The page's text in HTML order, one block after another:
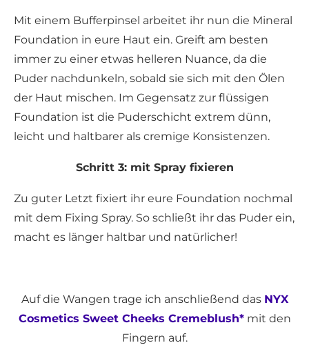
Mit einem Bufferpinsel arbeitet ihr nun die Mineral
Foundation in eure Haut ein. Greift am besten
immer zu einer etwas helleren Nuance, da die
Puder nachdunkeln, sobald sie sich mit den Ölen
der Haut mischen. Im Gegensatz zur flüssigen
Foundation ist die Puderschicht extrem dünn,
leicht und haltbarer als cremige Konsistenzen.
Schritt 3: mit Spray fixieren
Zu guter Letzt fixiert ihr eure Foundation nochmal
mit dem Fixing Spray. So schließt ihr das Puder ein,
macht es länger haltbar und natürlicher!
Auf die Wangen trage ich anschließend das NYX
Cosmetics Sweet Cheeks Cremeblush*mit den
Fingern auf.